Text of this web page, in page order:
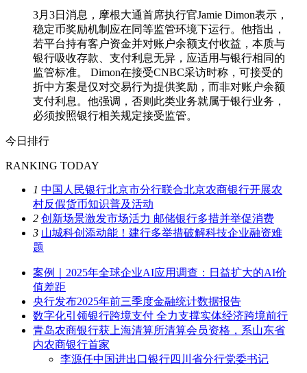
3月3日消息，摩根大通首席执行官Jamie Dimon表示，
稳定币奖励机制应在同等监管环境下运行。他指出，
若平台持有客户资金并对账户余额支付收益，本质与
银行吸收存款、支付利息无异，应适用与银行相同的
监管标准。 Dimon在接受CNBC采访时称，可接受的
折中方案是仅对交易行为提供奖励，而非对账户余额
支付利息。他强调，否则此类业务就属于银行业务，
必须按照银行相关规定接受监管。
今日排行
RANKING TODAY
1 中国人民银行北京市分行联合北京农商银行开展农
村反假货币知识普及活动
2 创新场景激发市场活力 邮储银行多措并举促消费
3 山城科创添动能！建行多举措破解科技企业融资难
题
案例｜2025年全球企业AI应用调查：日益扩大的AI价
值差距
央行发布2025年前三季度金融统计数据报告
数字化引领银行跨境支付 全力支撑实体经济跨境前行
青岛农商银行获上海清算所清算会员资格，系山东省
内农商银行首家
李源任中国进出口银行四川省分行党委书记